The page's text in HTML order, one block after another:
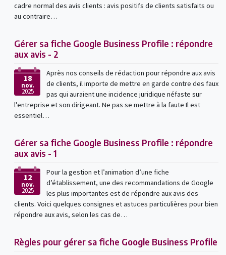
cadre normal des avis clients : avis positifs de clients satisfaits ou
au contraire…
Gérer sa fiche Google Business Profile : répondre
aux avis - 2
18
nov.
2025
Après nos conseils de rédaction pour répondre aux avis
de clients, il importe de mettre en garde contre des faux
pas qui auraient une incidence juridique néfaste sur
l'entreprise et son dirigeant. Ne pas se mettre à la faute Il est
essentiel…
Gérer sa fiche Google Business Profile : répondre
aux avis - 1
12
nov.
2025
Pour la gestion et l’animation d’une fiche
d’établissement, une des recommandations de Google
les plus importantes est de répondre aux avis des
clients. Voici quelques consignes et astuces particulières pour bien
répondre aux avis, selon les cas de…
Règles pour gérer sa fiche Google Business Profile